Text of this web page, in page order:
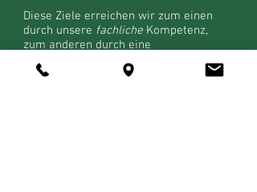
Diese Ziele erreichen wir zum einen
durch unsere fachliche Kompetenz,
zum anderen durch eine
gesprächsorientierte
Praxisführung.
Dabei mochten wir nicht nur einfach